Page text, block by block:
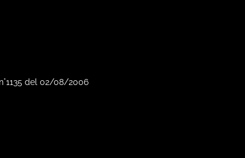
del 02/08/2006